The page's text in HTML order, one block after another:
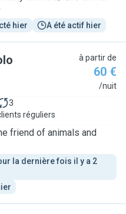
hier A été actif hier
à partir de
60 €
/nuit
3
réguliers
friend of animals and
la dernière fois il y a 2